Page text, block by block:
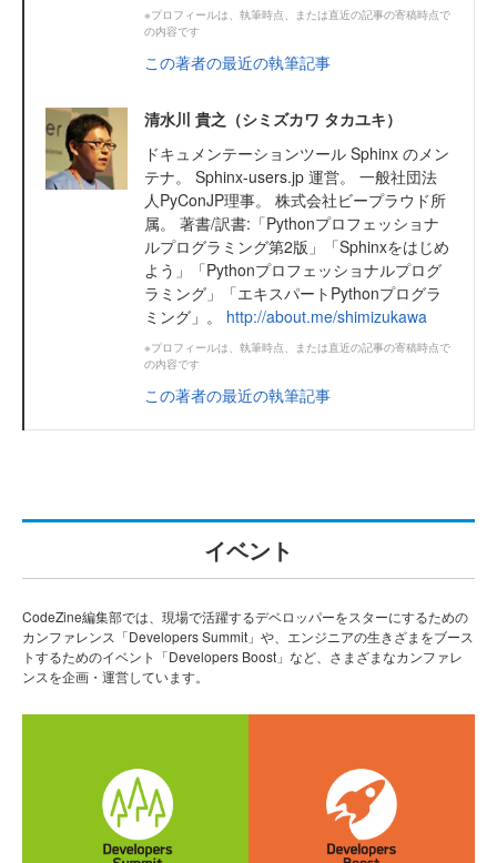
※プロフィールは、執筆時点、または直近の記事の寄稿時点で
の内容です
この著者の最近の執筆記事
清水川 貴之（シミズカワ タカユキ）
ドキュメンテーションツール Sphinx のメン
テナ。 Sphinx-users.jp 運営。 一般社団法
人PyConJP理事。 株式会社ビープラウド所
属。 著書/訳書:「Pythonプロフェッショナ
ルプログラミング第2版」「Sphinxをはじめ
よう」「Pythonプロフェッショナルプログ
ラミング」「エキスパートPythonプログラ
ミング」。 http://about.me/shimizukawa
※プロフィールは、執筆時点、または直近の記事の寄稿時点で
の内容です
この著者の最近の執筆記事
イベント
CodeZine編集部では、現場で活躍するデベロッパーをスターにするための
カンファレンス「Developers Summit」や、エンジニアの生きざまをブース
トするためのイベント「Developers Boost」など、さまざまなカンファレ
ンスを企画・運営しています。